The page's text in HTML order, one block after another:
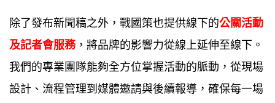
除了發布新聞稿之外，戰國策也提供線下的公關活動
及記者會服務，將品牌的影響力從線上延伸至線下。
我們的專業團隊能夠全方位掌握活動的脈動，從現場
設計、流程管理到媒體邀請與後續報導，確保每一場